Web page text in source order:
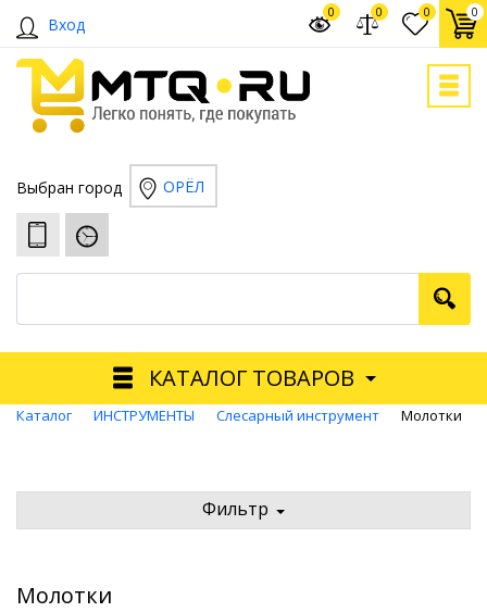
Вход
0 0
0 0
Выбран город ОРЁЛ
КАТАЛОГ ТОВАРОВ
Каталог ИНСТРУМЕНТЫ Слесарный инструмент Молотки
Фильтр
Молотки